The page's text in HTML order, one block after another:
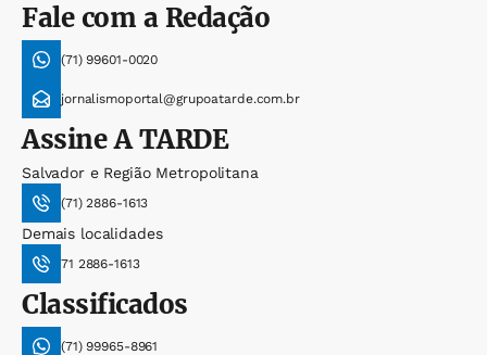
Fale com a Redação
(71) 99601-0020
jornalismoportal@grupoatarde.com.br
AssineA TARDE
Salvador e Região Metropolitana
(71) 2886-1613
Demais localidades
71 2886-1613
Classificados
(71) 99965-8961